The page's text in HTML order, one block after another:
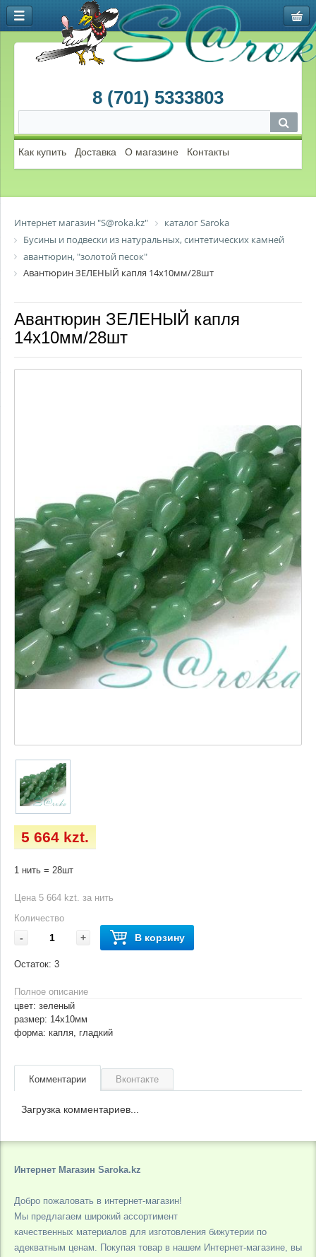
8 (701) 5333803
Как купить Доставка О магазине Контакты
Интернет магазин "S@roka.kz"
каталог Saroka
Бусины и подвески из натуральных, синтетических камней
авантюрин, "золотой песок"
Авантюрин ЗЕЛЕНЫЙ капля 14х10мм/28шт
Авантюрин ЗЕЛЕНЫЙ капля
14х10мм/28шт
5 664 kzt.
1 нить = 28шт
Цена 5 664 kzt. за нить
Количество
- + В корзину
Остаток: 3
Полное описание
цвет: зеленый
размер: 14х10мм
форма: капля, гладкий
Комментарии Вконтакте
Загрузка комментариев...
Интернет Магазин Saroka.kz
Добро пожаловать в интернет-магазин!
Мы предлагаем широкий ассортимент
качественных материалов для изготовления бижутерии по
адекватным ценам. Покупая товар в нашем Интернет-магазине, вы